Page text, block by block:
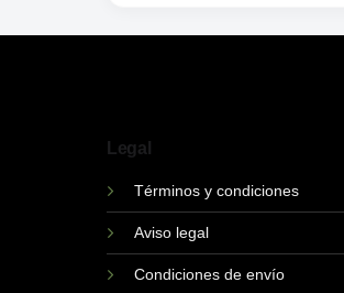
Legal
Términos y condiciones
Aviso legal
Condiciones de envío